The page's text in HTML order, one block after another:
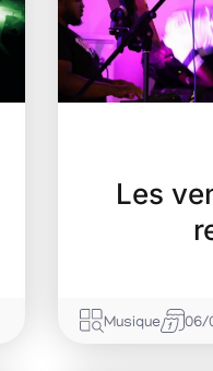
Les
Musique 06/